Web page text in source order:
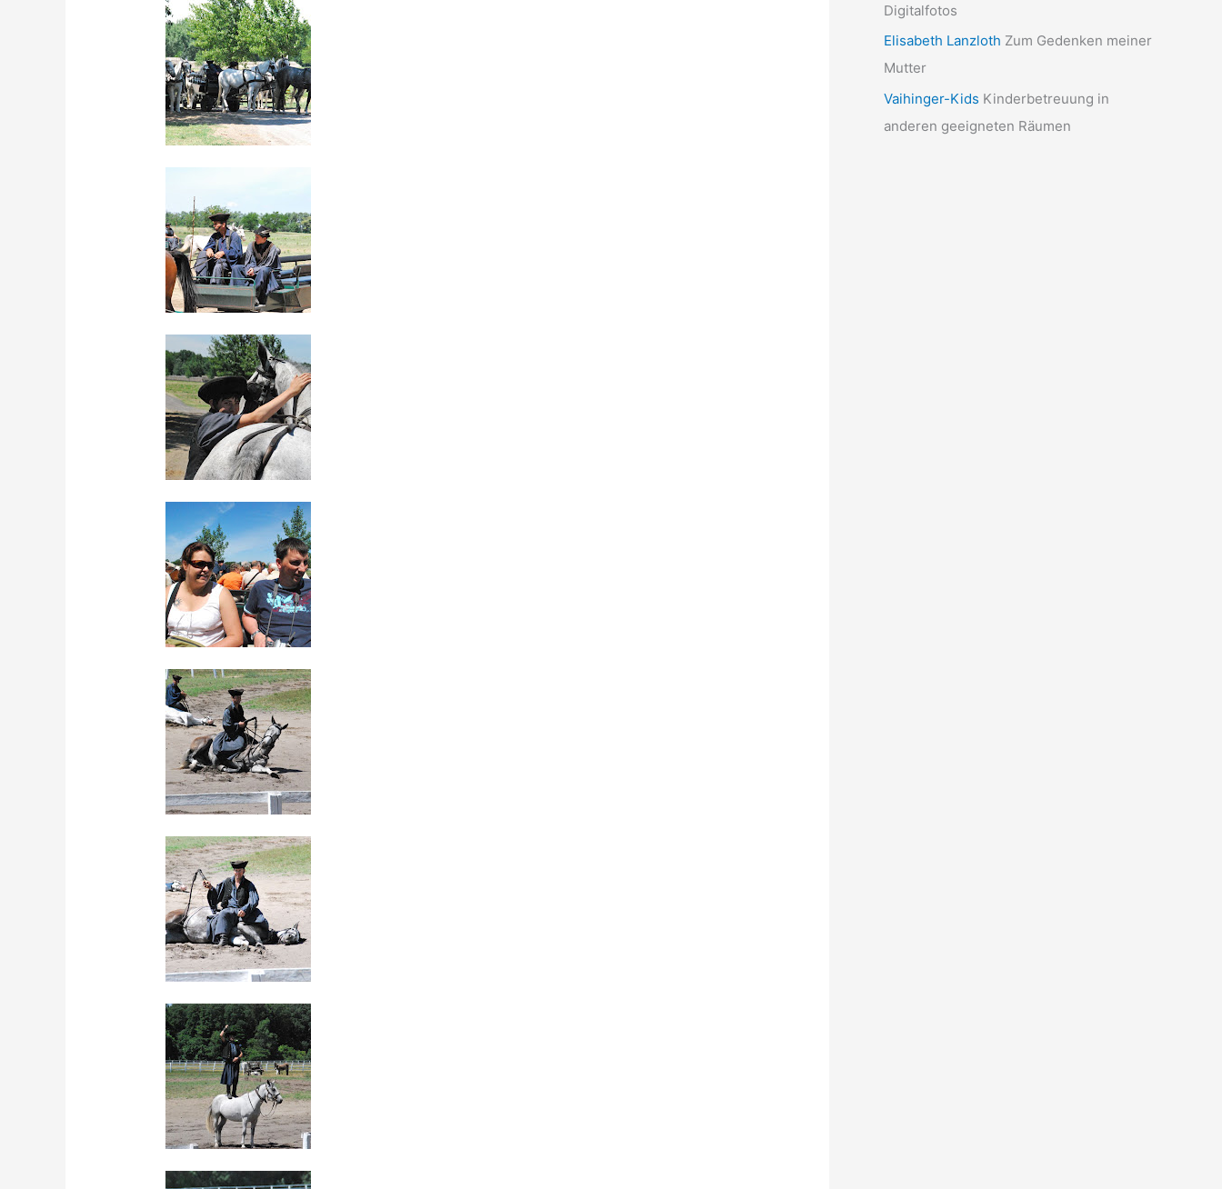
Digi Foto Alexander Lanzloth
Digitalfotos
Elisabeth Lanzloth
Mutter
Vaihinger-KidsKinderbetreuung in